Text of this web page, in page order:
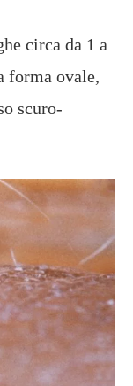
circa da 1 a
forma ovale,
scuro-